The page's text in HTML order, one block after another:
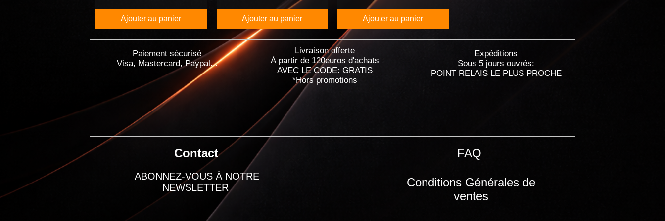
Ajouter au panier Ajouter au panier Ajouter au panier
Paiement sécurisé
Visa, Mastercard, Paypal...
Livraison offerte
À partir de 120euros d'achats
AVEC LE CODE: GRATIS
*Hors promotions
Expéditions
Sous 5 jours ouvrés:
POINT RELAIS LE PLUS PROCHE
Contact
ABONNEZ-VOUS À NOTRE
NEWSLETTER
FAQ
Conditions Générales de
ventes